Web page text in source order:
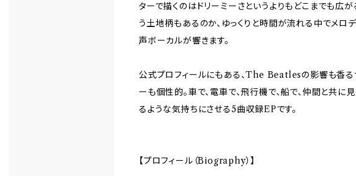
ターで描くのはドリーミーさというよりもどこまでも広
う土地柄もあるのか、ゆっくりと時間が流れる中でメロ
声ボーカルが響きます。
公式プロフィールにもある、The Beatlesの影響も香
ーも個性的。車で、電車で、飛行機で、船で、仲間と共
るような気持ちにさせる5曲収録EPです。
【プロフィール（Biography）】